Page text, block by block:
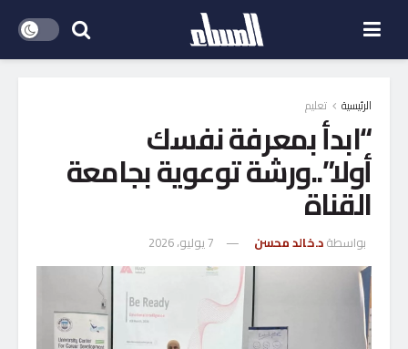
الرئيسية تعليم
“ابدأ بمعرفة نفسك
أولا”..ورشة توعوية بجامعة
القناة
بواسطةد.خالد محسن 7 يوليو، 2026